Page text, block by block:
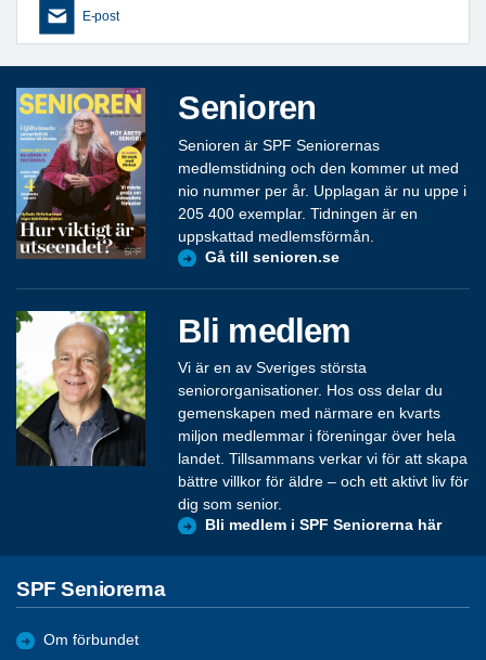
E-post
Senioren
Senioren är SPF Seniorernas
medlemstidning och den kommer ut med
nio nummer per år. Upplagan är nu uppe i
205 400 exemplar. Tidningen är en
uppskattad medlemsförmån.
Gå till senioren.se
Bli medlem
Vi är en av Sveriges största
seniororganisationer. Hos oss delar du
gemenskapen med närmare en kvarts
miljon medlemmar i föreningar över hela
landet. Tillsammans verkar vi för att skapa
bättre villkor för äldre – och ett aktivt liv för
dig som senior.
Bli medlem i SPF Seniorerna här
SPF Seniorerna
Om förbundet